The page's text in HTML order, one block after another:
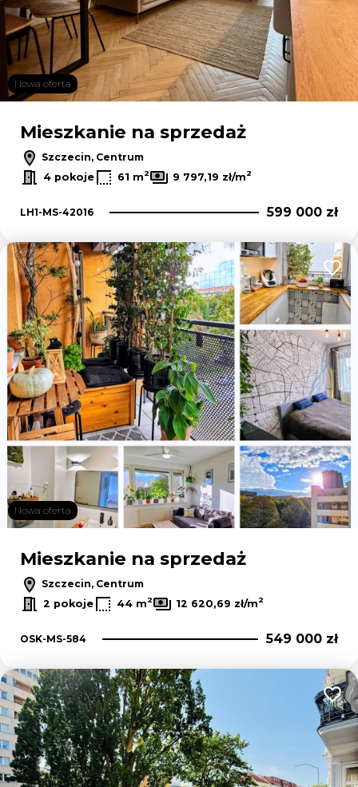
Nowa oferta
Mieszkanie na sprzedaż
Szczecin, Centrum
4 pokoje
61 m2 9 797,19 zł/m2
LH1-MS-42016 599 000 zł
Nowa oferta
Mieszkanie na sprzedaż
Szczecin, Centrum
2 pokoje
44 m2 12 620,69 zł/m2
OSK-MS-584 549 000 zł